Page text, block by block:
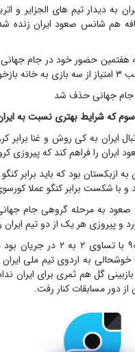
به دیدار تیم های الجزایر و
هم شانس صعود ایران زنده
هفتمین حضور خود در جام جهانی
گشت.
جام جهانی حذف شد
که شرایط بهتری نسبت به
ایران به کی روش و غنا برابر
ایران را فراهم کند که پیروزی
به ازبکستان بود که باید
با شکست برابر کنگو عملا کورسوی
صعود به مرحله گروهی جام
و پیروزی هر یک از دو تیم
این بازی که تا
خوشحالی به اردوی تیم ملی
دور مسابقات کنار رفت.